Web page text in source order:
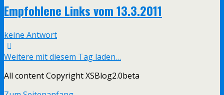
Empfohlene Links vom 13.3.2011
keine Antwort
Weitere mit diesem Tag laden…
All content Copyright XSBlog2.0beta